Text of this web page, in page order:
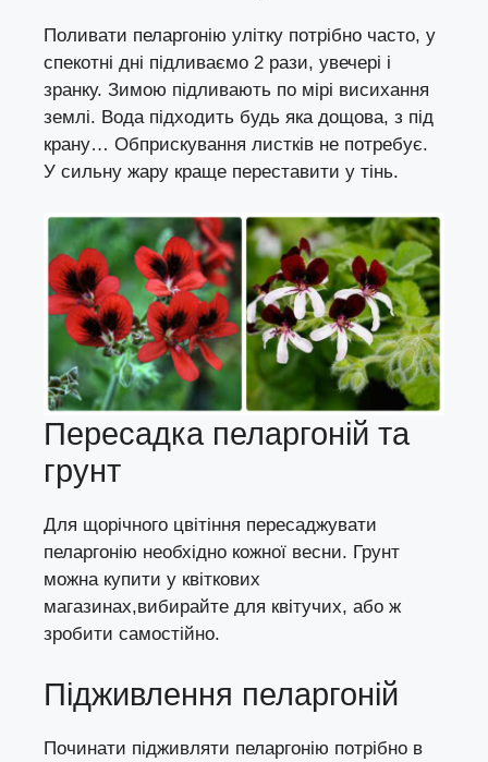
Поливати пеларгонію улітку потрібно часто, у
спекотні дні підливаємо 2 рази, увечері і
зранку. Зимою підливають по мірі висихання
землі. Вода підходить будь яка дощова, з під
крану… Обприскування листків не потребує.
У сильну жару краще переставити у тінь.
Пересадка пеларгоній та
грунт
Для щорічного цвітіння пересаджувати
пеларгонію необхідно кожної весни. Грунт
можна купити у квіткових
магазинах,вибирайте для квітучих, або ж
зробити самостійно.
Підживлення пеларгоній
Починати підживляти пеларгонію потрібно в